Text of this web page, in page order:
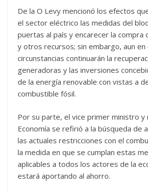
De la O Levy mencionó los efectos
el sector eléctrico las medidas del
puertas al país y encarecer la compra
y otros recursos; sin embargo, aun en
circunstancias continuarán la
generadoras y las inversiones
de la energía renovable con vistas a
combustible fósil.
Por su parte, el vice primer ministro y
Economía se refirió a la búsqueda de
las actuales restricciones con el
la medida en que se cumplan estas
aplicables a todos los actores de la
estará aportando al ahorro.